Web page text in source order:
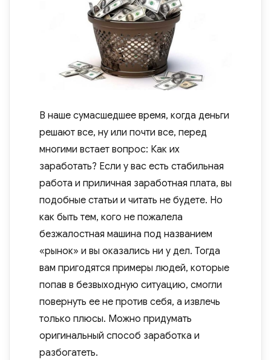
В наше сумасшедшее время, когда деньги
решают все, ну или почти все, перед
многими встает вопрос: Как их
заработать? Если у вас есть стабильная
работа и приличная заработная плата, вы
подобные статьи и читать не будете. Но
как быть тем, кого не пожалела
безжалостная машина под названием
«рынок» и вы оказались ни у дел. Тогда
вам пригодятся примеры людей, которые
попав в безвыходную ситуацию, смогли
повернуть ее не против себя, а извлечь
только плюсы. Можно придумать
оригинальный способ заработка и
разбогатеть.